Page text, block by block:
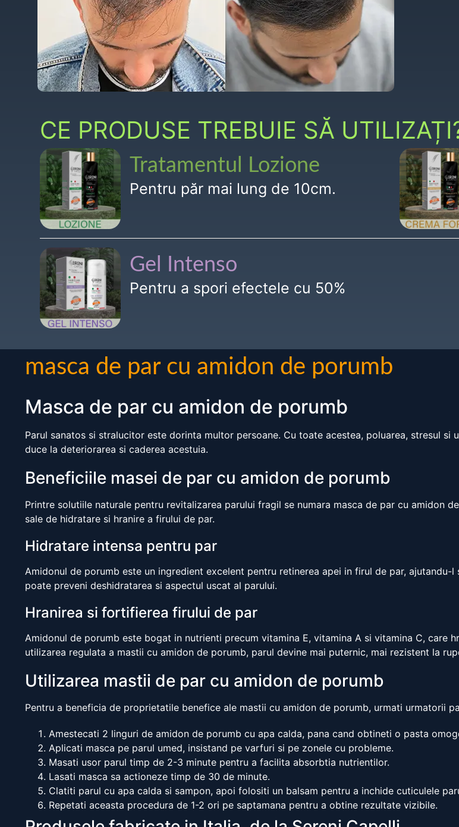
CE PRODUSE TREBUIE SĂ
Tratamentul Lozione
Pentru păr mai lung de 10cm.
Gel Intenso
Pentru a spori efectele cu 50%
masca de par cu amidon de porumb
Masca de par cu amidon de porumb
Parul sanatos si stralucitor este dorinta multor persoane. Cu toate acestea, poluarea, stresul
duce la deteriorarea si caderea acestuia.
Beneficiile masei de par cu amidon de porumb
Printre solutiile naturale pentru revitalizarea parului fragil se numara masca de par cu amidon
sale de hidratare si hranire a firului de par.
Hidratare intensa pentru par
Amidonul de porumb este un ingredient excelent pentru retinerea apei in firul de par,
poate preveni deshidratarea si aspectul uscat al parului.
Hranirea si fortifierea firului de par
Amidonul de porumb este bogat in nutrienti precum vitamina E, vitamina A si vitamina C, care
utilizarea regulata a mastii cu amidon de porumb, parul devine mai puternic, mai rezistent la
Utilizarea mastii de par cu amidon de porumb
Pentru a beneficia de proprietatile benefice ale mastii cu amidon de porumb, urmati urmatorii
Amestecati 2 linguri de amidon de porumb cu apa calda, pana cand obtineti o pasta
Aplicati masca pe parul umed, insistand pe varfuri si pe zonele cu probleme.
Masati usor parul timp de 2-3 minute pentru a facilita absorbtia nutrientilor.
Lasati masca sa actioneze timp de 30 de minute.
Clatiti parul cu apa calda si sampon, apoi folositi un balsam pentru a inchide cuticulele
Repetati aceasta procedura de 1-2 ori pe saptamana pentru a obtine rezultate vizibile.